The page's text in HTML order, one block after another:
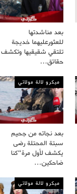
بعد مناشدتها
للعثورعليهما خديجة
تلتقي شقيقيها وتكشف
حقائق…
ميكرو لالة مولاتي
بعد نجاته من جحيم
سبتة المحتلة رضى
يكشف لأول مرة“كنا
ضاحكين…
ميكرو لالة مولاتي